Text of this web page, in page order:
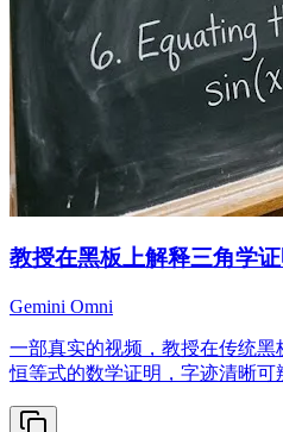
教授在黑板上解释三角学证
Gemini Omni
一部真实的视频，教授在传统
恒等式的数学证明，字迹清晰可